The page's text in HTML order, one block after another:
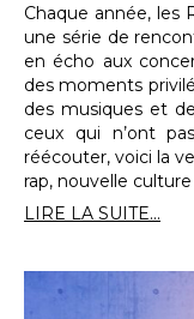
Chaque année, les
une série de
en écho aux
des moments
des musiques et
ceux qui n’ont
réécouter, voici la
rap, nouvelle
LIRE LA SUITE...